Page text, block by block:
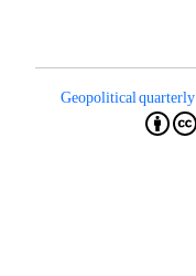
Geopolitical quarterly